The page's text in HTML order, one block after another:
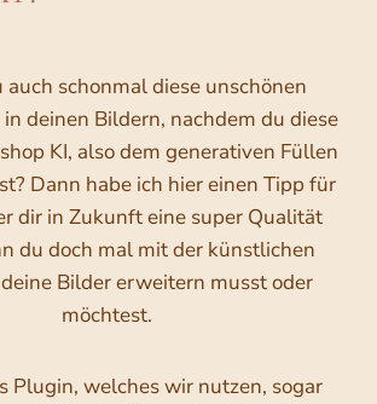
schonmal diese unschönen
deinen Bildern, nachdem du diese
KI, also dem generativen Füllen
Dann habe ich hier einen Tipp für
dir in Zukunft eine super Qualität
du doch mal mit der künstlichen
Bilder erweitern musst oder
möchtest.
Plugin, welches wir nutzen, sogar